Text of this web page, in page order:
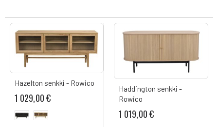
Hazelton senkki - Rowico
1 029,00 €
Haddington senkki -
Rowico
1 019,00 €